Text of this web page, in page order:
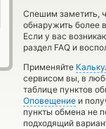
Спешим заметить,
обнаружить более
Если у вас
раздел FAQ и
Применяйте
сервисом вы, в
таблице пунктов
Оповещение и
пункты обмена не
подходящий